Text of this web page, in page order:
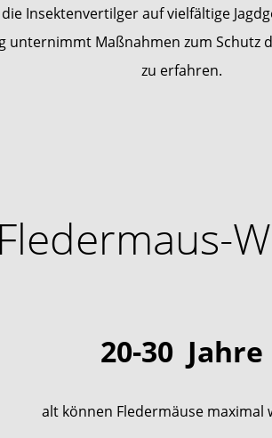
Insektenvertilger auf vielfältige
unternimmt Maßnahmen zum
zu erfahren.
Fledermaus-
20-30 Jahre
alt können Fledermäuse maximal